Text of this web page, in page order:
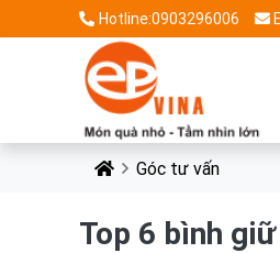
Hotline:0903296006
Góc tư vấn
Top 6 bình